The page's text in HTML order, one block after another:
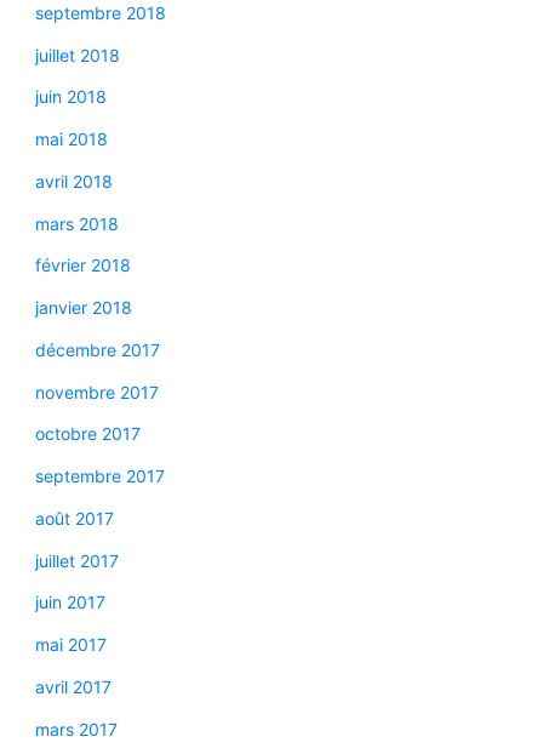
septembre 2018
juillet 2018
juin 2018
mai 2018
avril 2018
mars 2018
février 2018
janvier 2018
décembre 2017
novembre 2017
octobre 2017
septembre 2017
août 2017
juillet 2017
juin 2017
mai 2017
avril 2017
mars 2017